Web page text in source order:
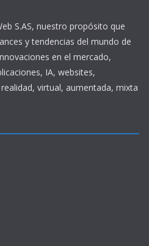
S.AS, nuestro propósito que
y tendencias del mundo de
en el mercado,
IA, websites,
virtual, aumentada, mixta